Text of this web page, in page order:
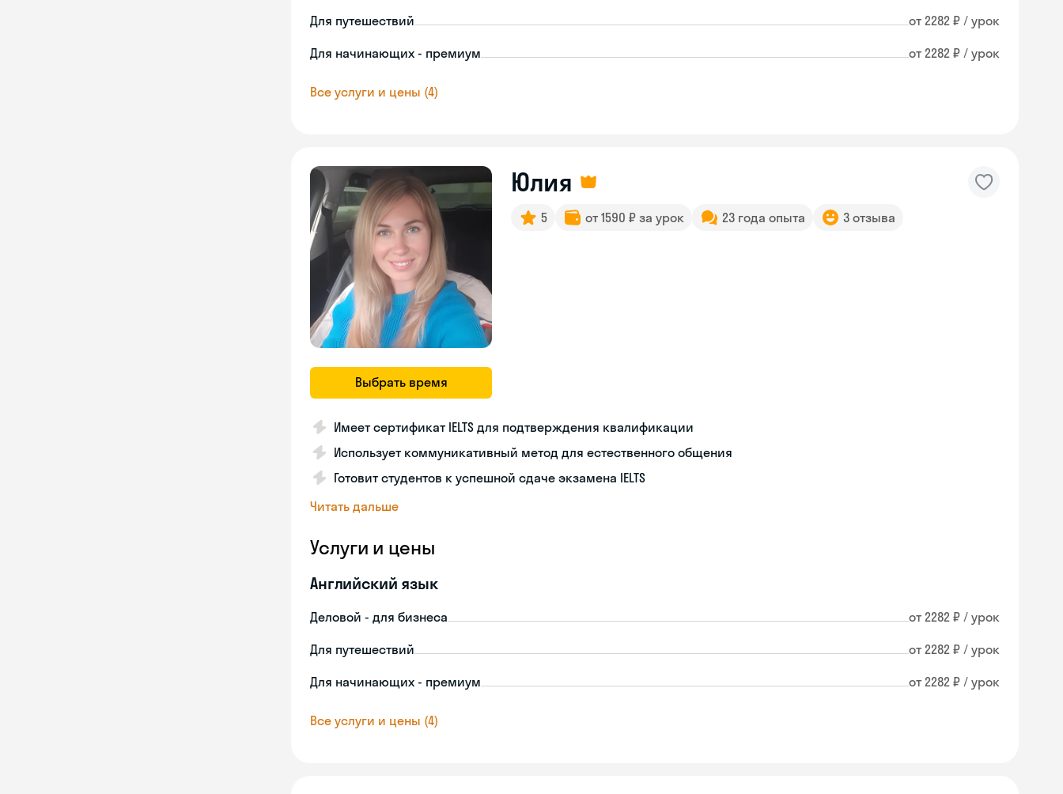
Для путешествий от 2282 ₽ / урок
Для начинающих - премиум от 2282 ₽ / урок
Все услуги и цены (4)
Выбрать время
Юлия
5 от 1590 ₽ за урок 23 года опыта 3 отзыва
Имеет сертификат IELTS для подтверждения квалификации
Использует коммуникативный метод для естественного общения
Готовит студентов к успешной сдаче экзамена IELTS
Читать дальше
Услуги и цены
Английский язык
Деловой - для бизнеса от 2282 ₽ / урок
Для путешествий от 2282 ₽ / урок
Для начинающих - премиум от 2282 ₽ / урок
Все услуги и цены (4)